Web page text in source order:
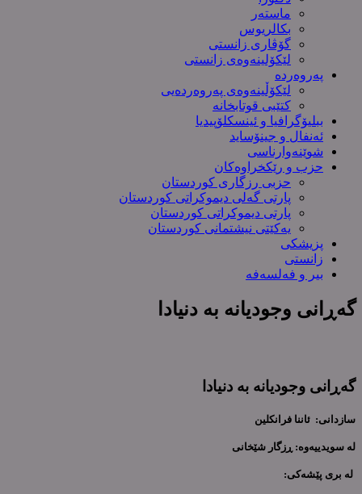
ماستەر
بکالریوس
گۆڤاری زانستی
لێکۆلینەوەی زانستی
پەروەردە
لێکۆڵینەوەی پەروەردەیی
کتێبی قوتابخانە
ببلیۆگرافیا و ئینسکلۆپیدیا
ئەنفال و جینۆساید
شوێنەوارناسی
حزب و رێکخراوەکان
حزبی رزگاری کوردستان
پارتی گەلی دیموکراتی کوردستان
پارتی دیموکراتی کوردستان
یەکێتی نیشتمانی کوردستان
پزیشکی
زانستی
بیر و فەلسەفە
گەڕانی وجودیانە بە دنیادا
گەڕانی وجودیانە بە دنیادا
سازدانی: ئاننا فرانکلین
لە سویدییەوە: ڕزگار شێخانی
لە بری پێشەکی: